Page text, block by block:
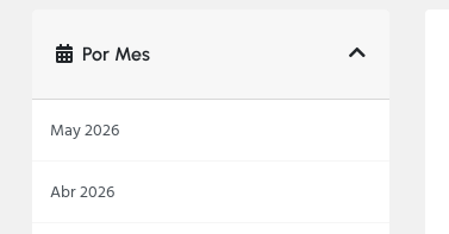
Por Mes
May 2026
Abr 2026